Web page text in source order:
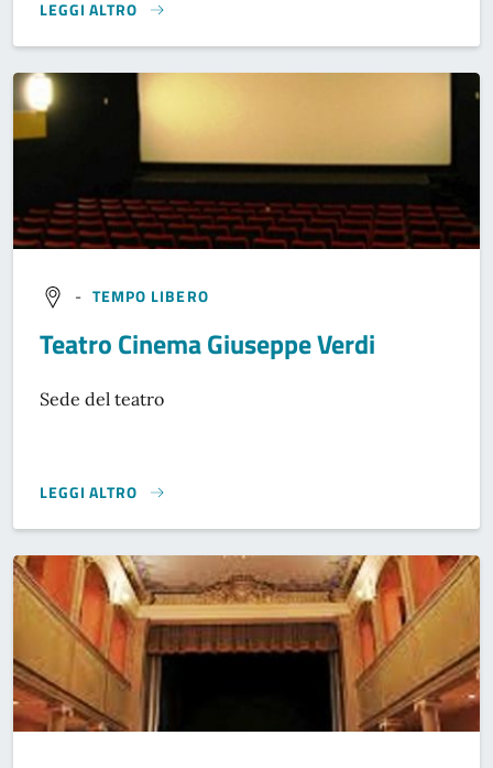
LEGGI ALTRO
}
- TEMPO LIBERO
Teatro Cinema Giuseppe Verdi
Sede del teatro
LEGGI ALTRO
}